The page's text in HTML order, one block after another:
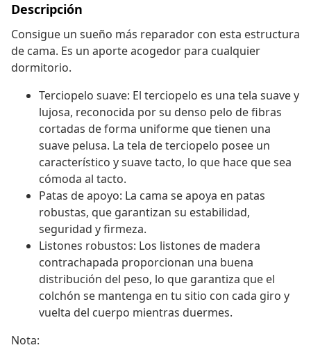
Descripción
Consigue un sueño más reparador con esta estructura
de cama. Es un aporte acogedor para cualquier
dormitorio.
Terciopelo suave: El terciopelo es una tela suave y
lujosa, reconocida por su denso pelo de fibras
cortadas de forma uniforme que tienen una
suave pelusa. La tela de terciopelo posee un
característico y suave tacto, lo que hace que sea
cómoda al tacto.
Patas de apoyo: La cama se apoya en patas
robustas, que garantizan su estabilidad,
seguridad y firmeza.
Listones robustos: Los listones de madera
contrachapada proporcionan una buena
distribución del peso, lo que garantiza que el
colchón se mantenga en tu sitio con cada giro y
vuelta del cuerpo mientras duermes.
Nota: